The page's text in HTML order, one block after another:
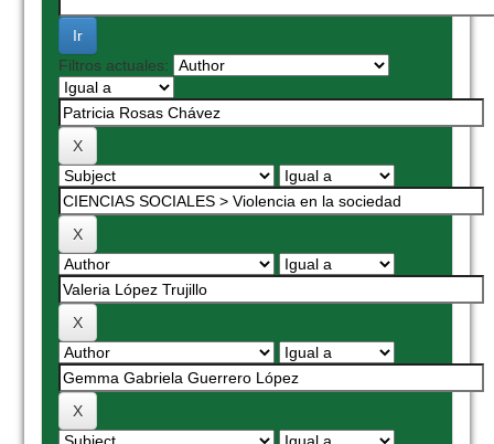
Filtros actuales: